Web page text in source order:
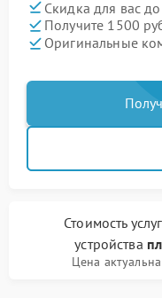
Скидка для вас до
Получите 1500
Оригинальные
Стоимость
устройства
Цена